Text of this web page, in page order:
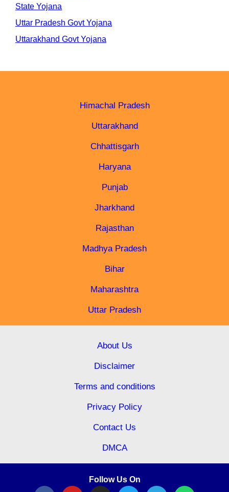
State Yojana
Uttar Pradesh Govt Yojana
Uttarakhand Govt Yojana
Himachal Pradesh
Uttarakhand
Chhattisgarh
Haryana
Punjab
Jharkhand
Rajasthan
Madhya Pradesh
Bihar
Maharashtra
Uttar Pradesh
About Us
Disclaimer
Terms and conditions
Privacy Policy
Contact Us
DMCA
Follow Us On